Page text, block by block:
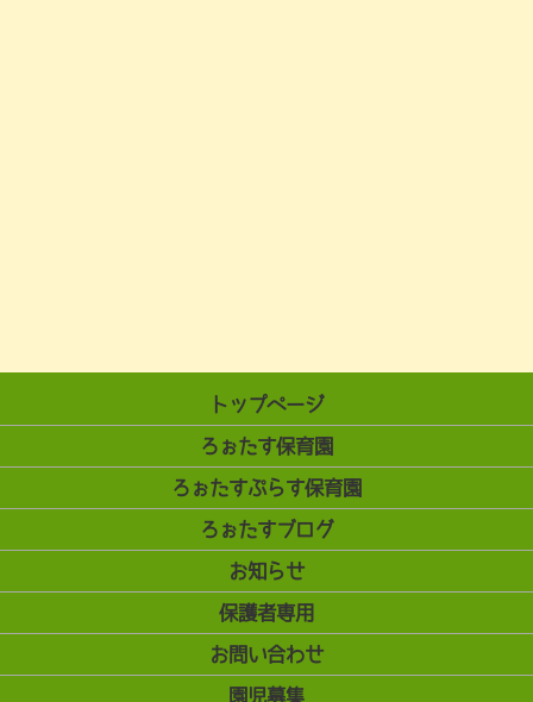
トップページ
ろぉたす保育園
ろぉたすぷらす保育園
ろぉたすブログ
お知らせ
保護者専用
お問い合わせ
園児募集